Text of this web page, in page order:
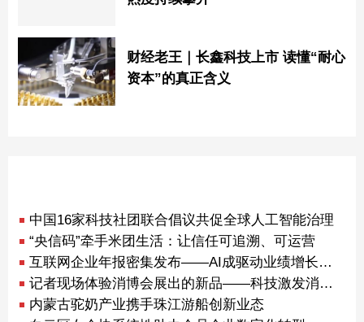
财经老王｜长鑫科技上市 读懂“耐心
资本”的真正含义
中国16家科技社团联合倡议共促全球人工智能治理
“央信码”牵手米团生活：让信任可追溯、可运营
互联网企业年报密集发布——AI成驱动业绩增长关键动力
记者现场体验消博会展出的新品——科技激发消费新动能（探馆消博会）
内蒙古驼奶产业携手珠江游船创新业态